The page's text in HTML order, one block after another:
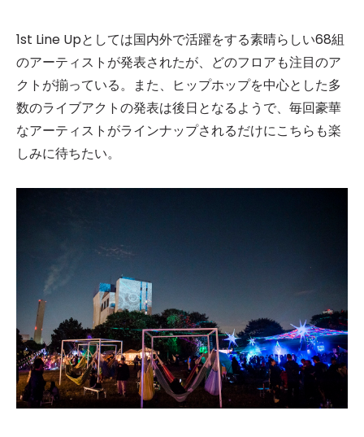
1st Line Upとしては国内外で活躍をする素晴らしい68組
のアーティストが発表されたが、どのフロアも注目のア
クトが揃っている。また、ヒップホップを中心とした多
数のライブアクトの発表は後日となるようで、毎回豪華
なアーティストがラインナップされるだけにこちらも楽
しみに待ちたい。